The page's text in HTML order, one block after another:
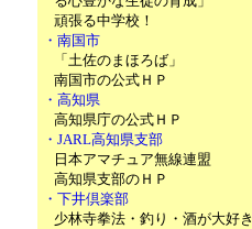
頑張る中学校！
・南国市
「土佐のまほろば」
南国市の公式ＨＰ
・高知県
高知県庁の公式ＨＰ
・JARL高知県支部
日本アマチュア無線連盟
高知県支部のＨＰ
・下井倶楽部
少林寺拳法・釣り・酒が大好き